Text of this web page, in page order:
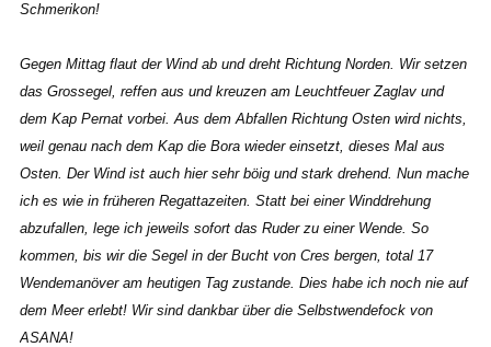
Schmerikon!
Gegen Mittag flaut der Wind ab und dreht Richtung Norden. Wir setzen
das Grossegel, reffen aus und kreuzen am Leuchtfeuer Zaglav und
dem Kap Pernat vorbei. Aus dem Abfallen Richtung Osten wird nichts,
weil genau nach dem Kap die Bora wieder einsetzt, dieses Mal aus
Osten. Der Wind ist auch hier sehr böig und stark drehend. Nun mache
ich es wie in früheren Regattazeiten. Statt bei einer Winddrehung
abzufallen, lege ich jeweils sofort das Ruder zu einer Wende. So
kommen, bis wir die Segel in der Bucht von Cres bergen, total 17
Wendemanöver am heutigen Tag zustande. Dies habe ich noch nie auf
dem Meer erlebt! Wir sind dankbar über die Selbstwendefock von
ASANA!